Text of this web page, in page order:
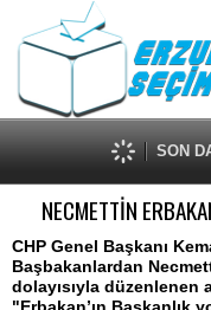
SON
NECMETTİN
CHP Genel Başkanı
Başbakanlardan
dolayısıyla düzenlenen